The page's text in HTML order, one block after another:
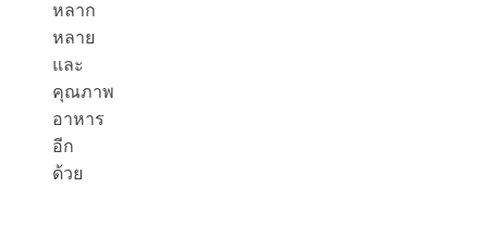
หลาก
หลาย
และ
คุณภาพ
อาหาร
อีก
ด้วย